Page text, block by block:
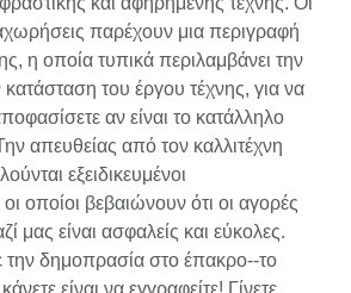
παρέχουν μια περιγραφή
η οποία τυπικά περιλαμβάνει την
του έργου τέχνης, για να
αν είναι το κατάλληλο
απευθείας από τον καλλιτέχνη
εξειδικευμένοι
οποίοι βεβαιώνουν ότι οι αγορές
μας είναι ασφαλείς και εύκολες.
την δημοπρασία στο έπακρο--το
είναι να εγγραφείτε! Γίνετε